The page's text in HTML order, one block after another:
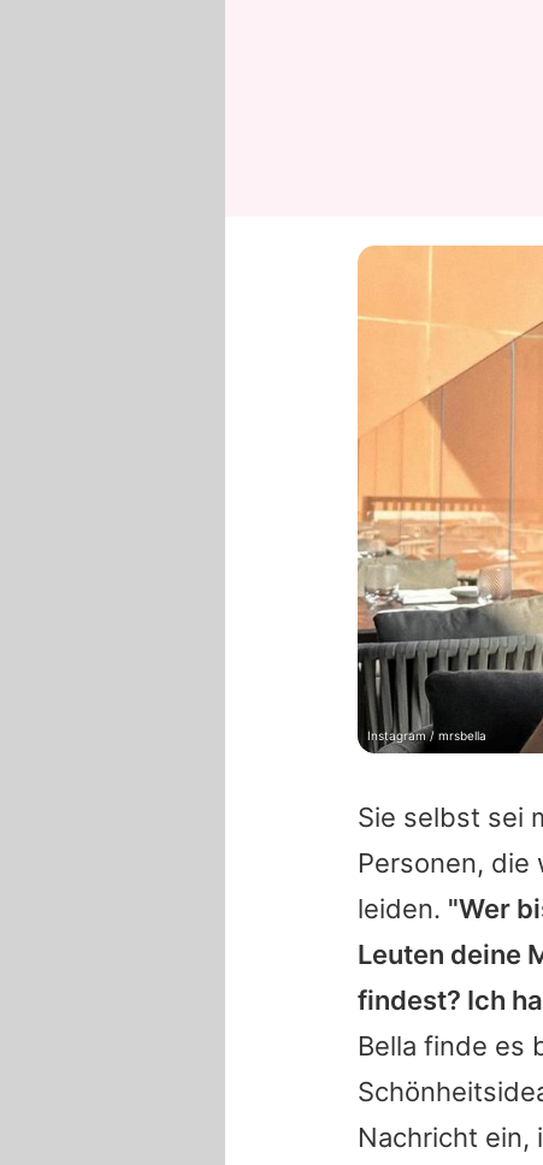
Sie selbst sei
Personen,
leiden. "Wer
Leuten deine
findest? Ich
Bella finde es
Nachricht ein,
Instagram / mrsbella